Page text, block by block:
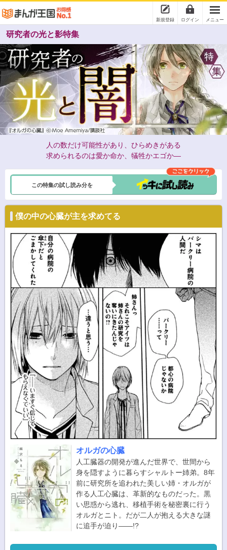
新規登録 ログイン メニュー
研究者の光と影特集
人の数だけ可能性があり、ひらめきがある
求められるのは愛か命か、犠牲かエゴか―
この特集の試し読み分を
僕の中の心臓が主を求めてる
オルガの心臓
人工臓器の開発が進んだ世界で、世間から
身を隠すように暮らすシャルトー姉弟。8年
前に研究所を追われた美しい姉・オルガが
作る人工心臓は、革新的なものだった。黒
い思惑から逃れ、移植手術を秘密裏に行う
オルガとニト。だが二人が抱える大きな謎
に追手が迫り――!?